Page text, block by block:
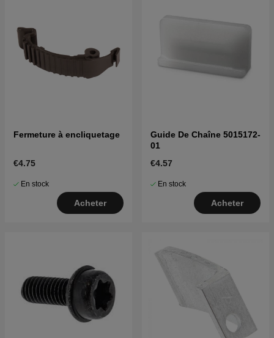
Fermeture à encliquetage
€4.75
En stock
Acheter
Guide De Chaîne 5015172-
01
€4.57
En stock
Acheter